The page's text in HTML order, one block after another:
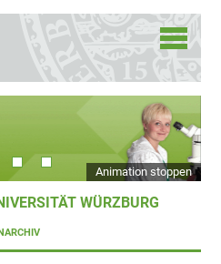
Animation stoppen
WÜRZBURG